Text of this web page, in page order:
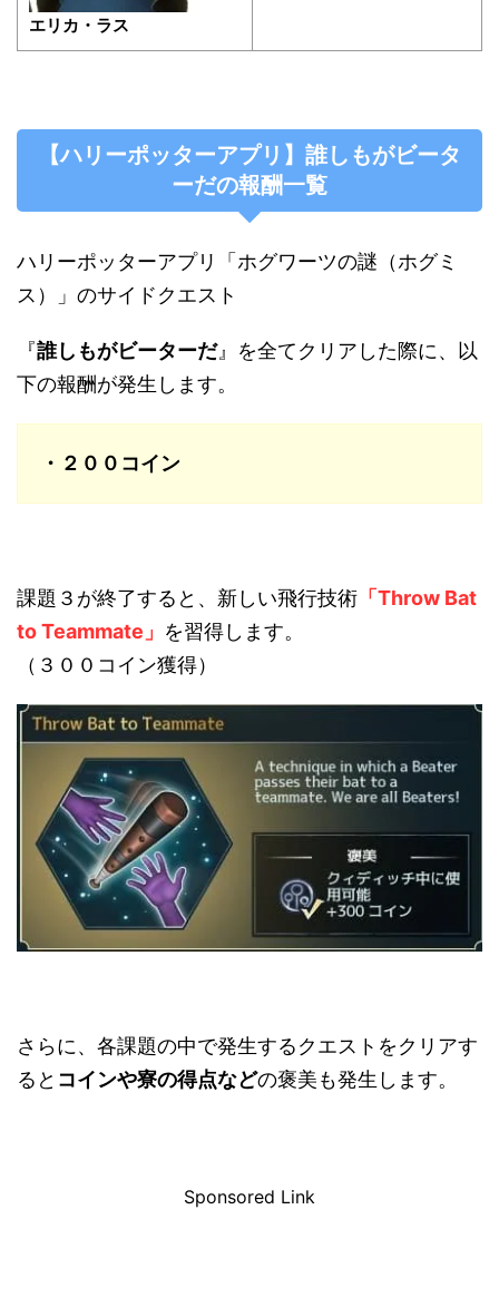
エリカ・ラス
【ハリーポッターアプリ】 誰しもがビータ
ーだの報酬一覧
ハリーポッターアプリ「ホグワーツの謎（ホグミ
ス）」のサイドクエスト
『誰しもがビーターだ』を全てクリアした際に、以
下の報酬が発生します。
・２００コイン
課題３が終了すると、新しい飛行技術 「Throw Bat
to Teammate」 を習得します。
（３００コイン獲得）
さらに、各課題の中で発生するクエストをクリアす
ると コインや寮の得点などの褒美も発生します。
Sponsored Link